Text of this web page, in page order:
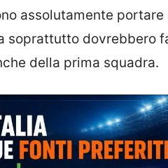
assolutamente
soprattutto dovrebbero
della prima squadra.